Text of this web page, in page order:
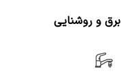
برق و روشنایی